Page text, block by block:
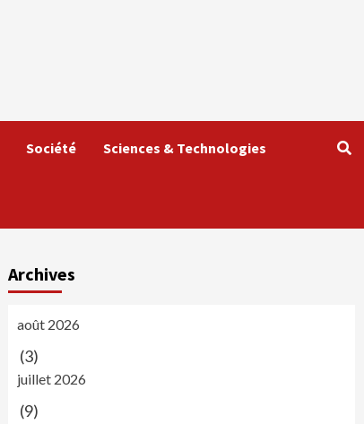
Société Sciences & Technologies
Archives
août 2026
(3)
juillet 2026
(9)